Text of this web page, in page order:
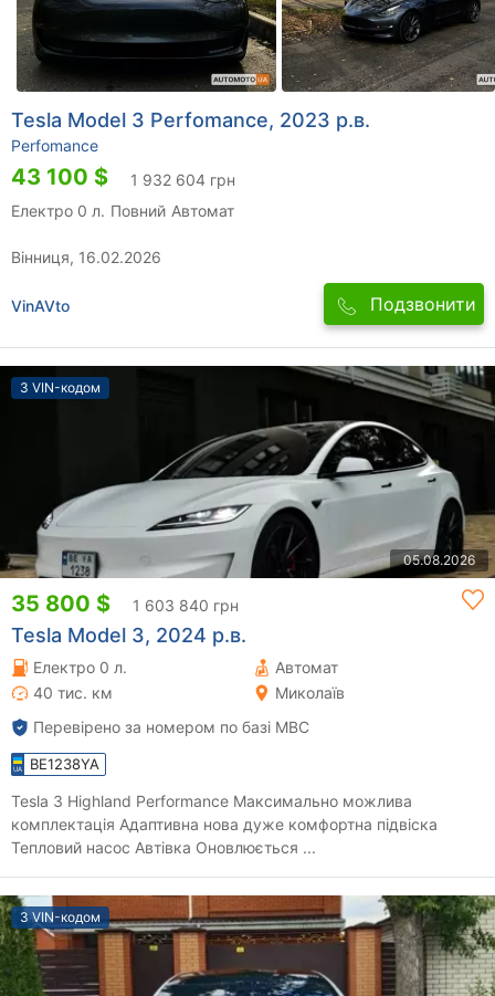
Tesla Model 3 Perfomance, 2023 р.в.
Perfomance
43 100 $
1 932 604 грн
Електро 0 л. Повний Автомат
Вінниця, 16.02.2026
VinAVto Подзвонити
З VIN-кодом
05.08.2026
35 800 $ 1 603 840 грн
Tesla Model 3, 2024 р.в.
Електро 0 л.
Автомат
40 тис. км
Миколаїв
Перевірено за номером по базі МВС
BE1238YA
Tesla 3 Highland Performance Максимально можлива
комплектація Адаптивна нова дуже комфортна підвіска
Тепловий насос Автівка Оновлюється ...
З VIN-кодом